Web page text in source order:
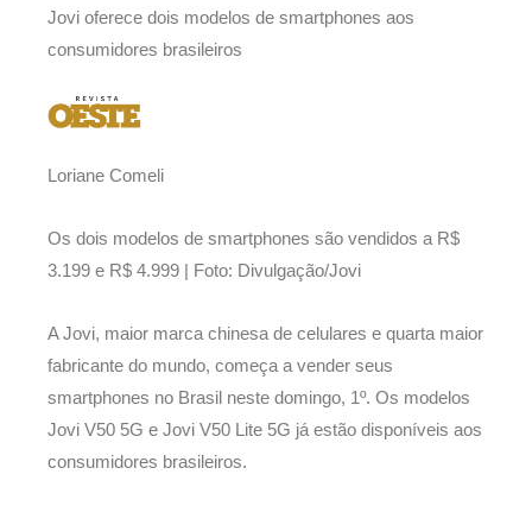
Jovi oferece dois modelos de smartphones aos
consumidores brasileiros
Loriane Comeli
Os dois modelos de smartphones são vendidos a R$
3.199 e R$ 4.999 | Foto: Divulgação/Jovi
A Jovi, maior marca chinesa de celulares e quarta maior
fabricante do mundo, começa a vender seus
smartphones no Brasil neste domingo, 1º. Os modelos
Jovi V50 5G e Jovi V50 Lite 5G já estão disponíveis aos
consumidores brasileiros.